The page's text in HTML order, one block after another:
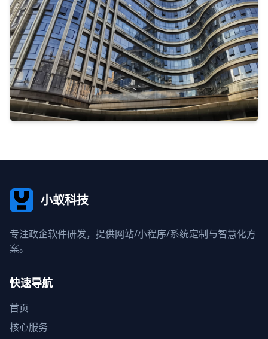
小蚁科技
专注政企软件研发，提供网站/小程序/系统定制与智慧化方
案。
快速导航
首页
核心服务